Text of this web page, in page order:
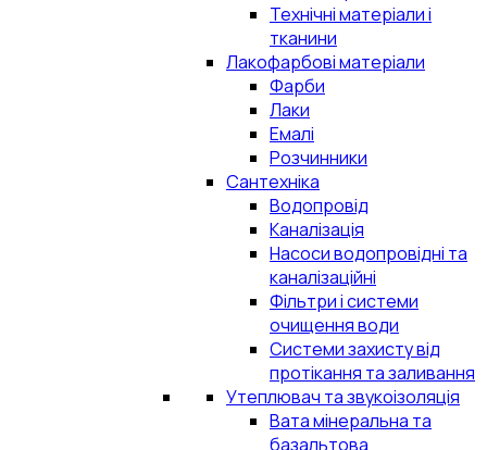
Технічні матеріали і
тканини
Лакофарбові матеріали
Фарби
Лаки
Емалі
Розчинники
Сантехніка
Водопровід
Каналізація
Насоси водопровідні та
каналізаційні
Фільтри і системи
очищення води
Системи захисту від
протікання та заливання
Утеплювач та звукоізоляція
Вата мінеральна та
базальтова